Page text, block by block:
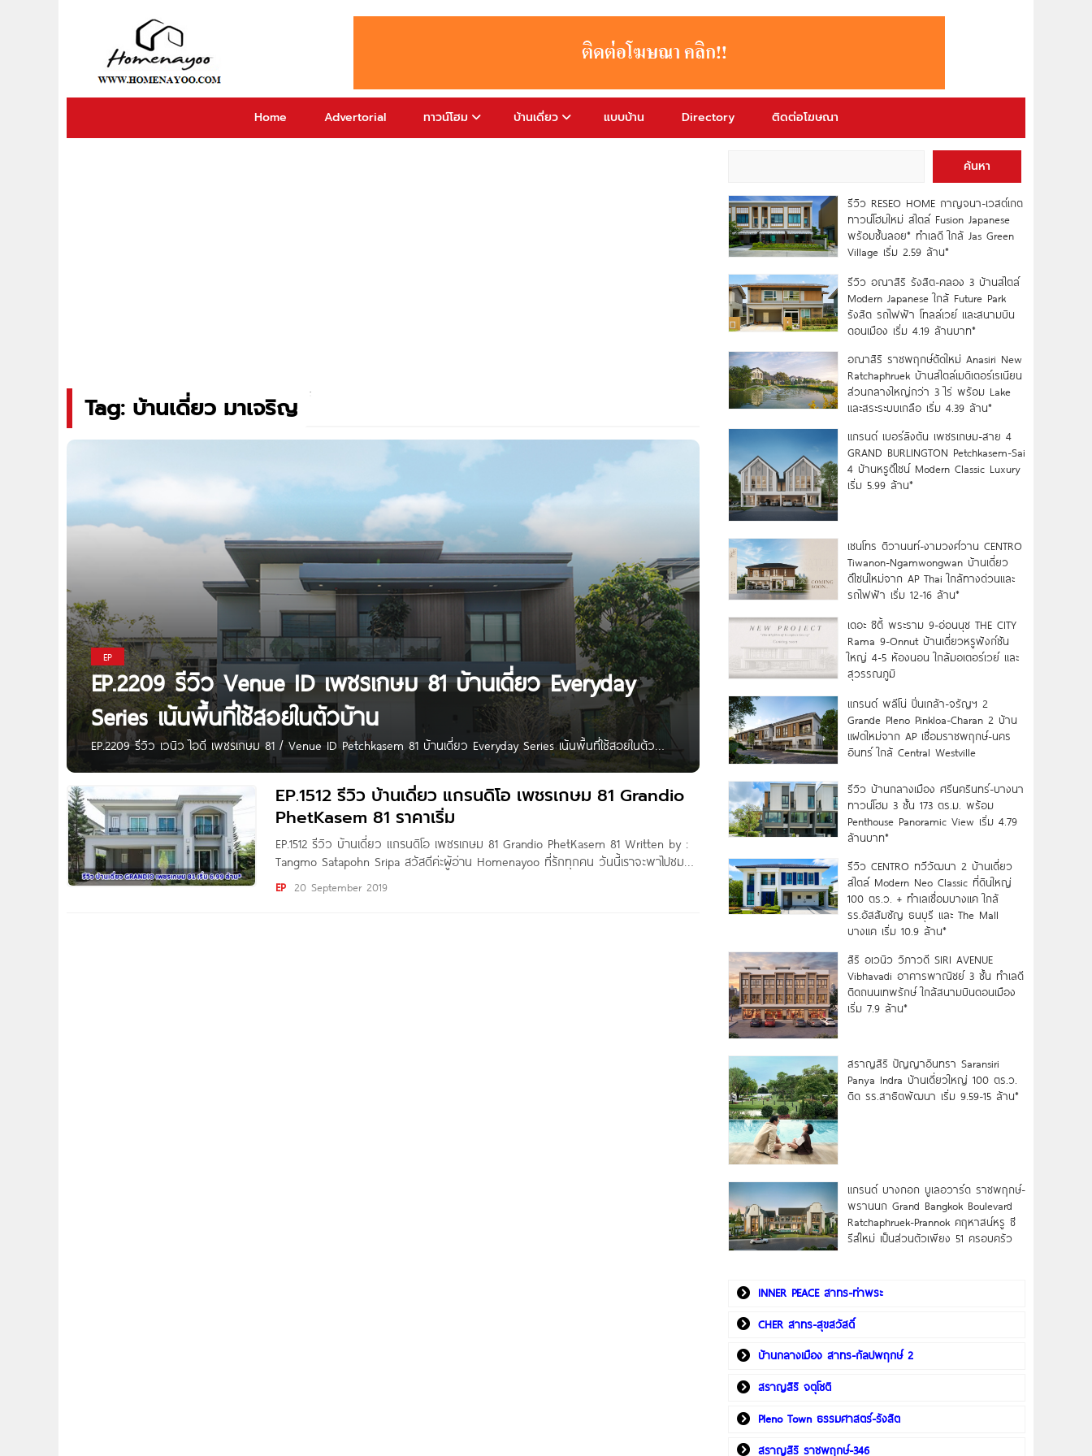
Home Advertorial ทาวน์โฮม บ้านเดี่ยว แบบบ้าน Directory ติดต่อโฆษณา
Tag: บ้านเดี่ยว มาเจริญ
EP
EP.2209 รีวิว Venue ID เพชรเกษม 81 บ้านเดี่ยว Everyday
Series เน้นพื้นที่ใช้สอยในตัวบ้าน
EP.2209 รีวิว เวนิว ไอดี เพชรเกษม 81 / Venue ID Petchkasem 81 บ้านเดี่ยว Everyday Series เน้นพื้นที่ใช้สอยในตัว
บ้าน รองรับ 3 Generations และส่วนกลางขนาดใหญ่ ในบรรยากาศเมืองชายทะเล แรงบันดาลใจจาก Puglia, อิตาลี เริ่ม
8.99-15 ลบ.* Written by Gift PannidaEP.1512 รีวิว บ้านเดี่ยว แกรนดิโอ เพชรเกษม 81 Grandio
PhetKasem 81 ราคาเริ่ม
EP.1512 รีวิว บ้านเดี่ยว แกรนดิโอ เพชรเกษม 81 Grandio PhetKasem 81 Written by :
Tangmo Satapohn Sripa สวัสดีค่ะผู้อ่าน Homenayoo ที่รักทุกคน วันนี้เราจะพาไปชม
โครงการ Grandio เพชรเกษม 81 จาก Goldenland เป็นโครงการบ้านพักอาศัยบนถนนมา
เจริญ (ซอยเพชรเกษม 81) แขวงหนองแขม เขตหนองแขม กทม.
EP 20 September 2019
ค้นหา
รีวิว RESEO HOME กาญจนา-เวสต์เกต
ทาวน์โฮมใหม่ สไตล์ Fusion Japanese
พร้อมชั้นลอย* ทำเลดี ใกล้ Jas Green
Village เริ่ม 2.59 ล้าน*
รีวิว อณาสิริ รังสิต-คลอง 3 บ้านสไตล์
Modern Japanese ใกล้ Future Park
รังสิต รถไฟฟ้า โทลล์เวย์ และสนามบิน
ดอนเมือง เริ่ม 4.19 ล้านบาท*
อณาสิริ ราชพฤกษ์ตัดใหม่ Anasiri New
Ratchaphruek บ้านสไตล์เมดิเตอร์เรเนียน
ส่วนกลางใหญ่กว่า 3 ไร่ พร้อม Lake
และสระระบบเกลือ เริ่ม 4.39 ล้าน*
แกรนด์ เบอร์ลิงตัน เพชรเกษม-สาย 4
GRAND BURLINGTON Petchkasem-Sai
4 บ้านหรูดีไซน์ Modern Classic Luxury
เริ่ม 5.99 ล้าน*
เซนโทร ติวานนท์-งามวงศ์วาน CENTRO
Tiwanon-Ngamwongwan บ้านเดี่ยว
ดีไซน์ใหม่จาก AP Thai ใกล้ทางด่วนและ
รถไฟฟ้า เริ่ม 12-16 ล้าน*
เดอะ ซิตี้ พระราม 9-อ่อนนุช THE CITY
Rama 9-Onnut บ้านเดี่ยวหรูฟังก์ชัน
ใหญ่ 4-5 ห้องนอน ใกล้มอเตอร์เวย์ และ
สุวรรณภูมิ
แกรนด์ พลีโน่ ปิ่นเกล้า-จรัญฯ 2
Grande Pleno Pinkloa-Charan 2 บ้าน
แฝดใหม่จาก AP เชื่อมราชพฤกษ์-นคร
อินทร์ ใกล้ Central Westville
รีวิว บ้านกลางเมือง ศรีนครินทร์-บางนา
ทาวน์โฮม 3 ชั้น 173 ตร.ม. พร้อม
Penthouse Panoramic View เริ่ม 4.79
ล้านบาท*
รีวิว CENTRO ทวีวัฒนา 2 บ้านเดี่ยว
สไตล์ Modern Neo Classic ที่ดินใหญ่
100 ตร.ว. + ทำเลเชื่อมบางแค ใกล้
รร.อัสสัมชัญ ธนบุรี และ The Mall
บางแค เริ่ม 10.9 ล้าน*
สิริ อเวนิว วิภาวดี SIRI AVENUE
Vibhavadi อาคารพาณิชย์ 3 ชั้น ทำเลดี
ติดถนนเทพรักษ์ ใกล้สนามบินดอนเมือง
เริ่ม 7.9 ล้าน*
สราญสิริ ปัญญาอินทรา Saransiri
Panya Indra บ้านเดี่ยวใหญ่ 100 ตร.ว.
ดิด รร.สาธิตพัฒนา เริ่ม 9.59-15 ล้าน*
แกรนด์ บางกอก บูเลอวาร์ด ราชพฤกษ์-
พรานนก Grand Bangkok Boulevard
Ratchaphruek-Prannok คฤหาสน์หรู ซี
รีส์ใหม่ เป็นส่วนตัวเพียง 51 ครอบครัว
INNER PEACE สาทร-ท่าพระ
CHER สาทร-สุขสวัสดิ์
บ้านกลางเมือง สาทร-กัลปพฤกษ์ 2
สราญสิริ จตุโชติ
Pleno Town ธรรมศาสตร์-รังสิต
สราญสิริ ราชพฤกษ์-346